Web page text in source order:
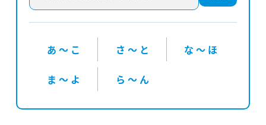
あ 〜 こ さ 〜 と な 〜 ほ
ま 〜 よ ら 〜 ん